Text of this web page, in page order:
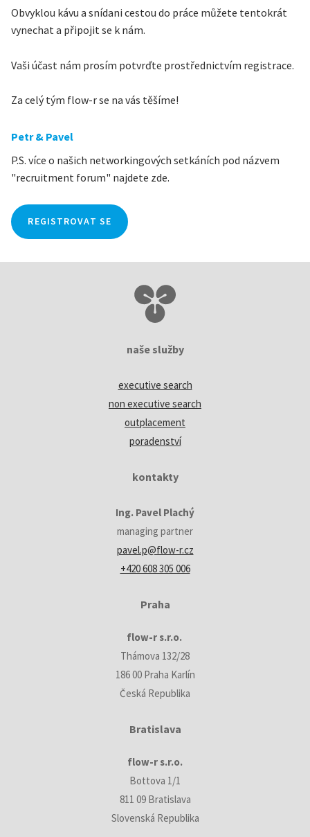
Obvyklou kávu a snídani cestou do práce můžete tentokrát
vynechat a připojit se k nám.
Vaši účast nám prosím potvrďte prostřednictvím registrace.
Za celý tým flow-r se na vás těšíme!
Petr & Pavel
​P.S. více o našich networkingových setkáních pod názvem
"recruitment forum" najdete zde.
REGISTROVAT SE
naše služby
executive search
non executive search
outplacement
poradenství
kontakty
Ing. Pavel Plachý
managing partner
pavel.p@flow-r.cz
+420 608 305 006
Praha
flow-r s.r.o.
Thámova 132/28
186 00 Praha Karlín
Česká Republika
Bratislava
flow-r s.r.o.
Bottova 1/1
811 09 Bratislava
Slovenská Republika